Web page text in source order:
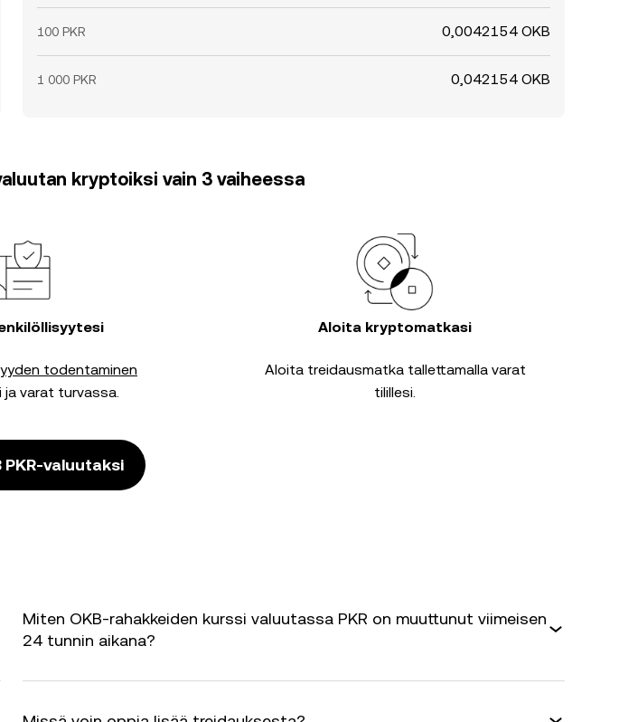
100 PKR 0,0042154 OKB
1 000 PKR 0,042154 OKB
kryptoiksi vain 3 vaiheessa
todentaminen
varat turvassa.
Aloita kryptomatkasi
Aloita treidausmatka tallettamalla varat
tilillesi.
PKR-valuutaksi
Miten OKB-rahakkeiden kurssi valuutassa PKR on muuttunut viimeisen
24 tunnin aikana?